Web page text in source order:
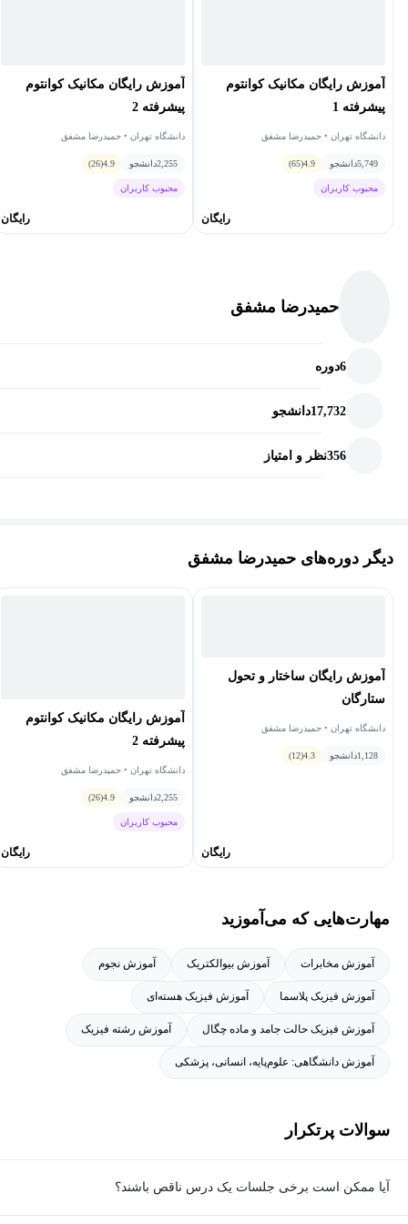
تابش ذرات باردار
پراکندگی و پراش و میدان‌های چندقطبی
تابش ترمزی و فرایند واپاشی بتازا
***درس درحال تکمیل است***
آموزش رایگان مکانیک کوانتوم
پیشرفته 1
دانشگاه تهران • حمیدرضا مشفق
5,749دانشجو 4.9
(65)
محبوب کاربران
رایگان
آموزش رایگان مکانیک کوانتوم
پیشرفته 2
دانشگاه تهران • حمیدرضا مشفق
2,255دانشجو 4.9
(26)
محبوب کاربران
رایگان
حمیدرضا مشفق
6دوره
17,732دانشجو
356نظر و امتیاز
دیگر دوره‌های حمیدرضا مشفق
آموزش رایگان ساختار و تحول
ستارگان
دانشگاه تهران • حمیدرضا مشفق
1,128دانشجو 4.3
(12)
رایگان
آموزش رایگان مکانیک کوانتوم
پیشرفته 2
دانشگاه تهران • حمیدرضا مشفق
2,255دانشجو 4.9
(26)
محبوب کاربران
رایگان
مهارت‌هایی که می‌آموزید
آموزش مخابرات آموزش بیوالکتریک آموزش نجوم
آموزش فیزیک پلاسما آموزش فیزیک هسته‌ای
آموزش فیزیک حالت جامد و ماده چگال آموزش رشته فیزیک
آموزش دانشگاهی: علوم‌پایه، انسانی، پزشکی
سوالات پرتکرار
آیا ممکن است برخی جلسات یک درس ناقص باشند؟